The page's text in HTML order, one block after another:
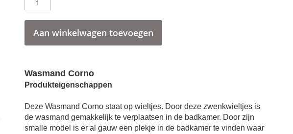
Aan winkelwagen toevoegen
Wasmand Corno
Produkteigenschappen
Deze Wasmand Corno staat op wieltjes. Door deze zwenkwieltjes is
de wasmand gemakkelijk te verplaatsen in de badkamer. Door zijn
smalle model is er al gauw een plekje in de badkamer te vinden waar